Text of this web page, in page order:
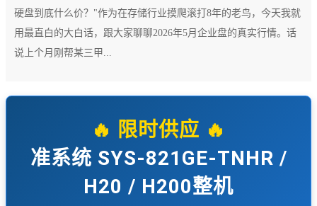
硬盘到底什么价？"作为在存储行业摸爬滚打8年的老鸟，今天我就
用最直白的大白话，跟大家聊聊2026年5月企业盘的真实行情。话
说上个月刚帮某三甲...
🔥 限时供应 🔥
准系统 SYS-821GE-TNHR /
H20 / H200整机